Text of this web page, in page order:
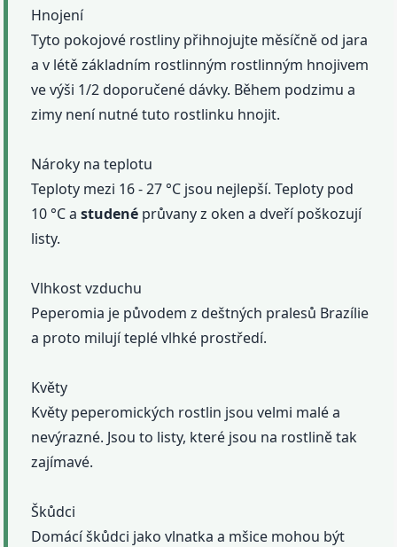
Hnojení
Tyto pokojové rostliny přihnojujte měsíčně od jara
a v létě základním rostlinným rostlinným hnojivem
ve výši 1/2 doporučené dávky. Během podzimu a
zimy není nutné tuto rostlinku hnojit.
Nároky na teplotu
Teploty mezi 16 - 27 °C jsou nejlepší. Teploty pod
10 °C astudené průvany z oken a dveří poškozují
listy.
Vlhkost vzduchu
Peperomia je původem z deštných pralesů Brazílie
a proto milují teplé vlhké prostředí.
Květy
Květy peperomických rostlin jsou velmi malé a
nevýrazné. Jsou to listy, které jsou na rostlině tak
zajímavé.
Škůdci
Domácí škůdci jako vlnatka a mšice mohou být